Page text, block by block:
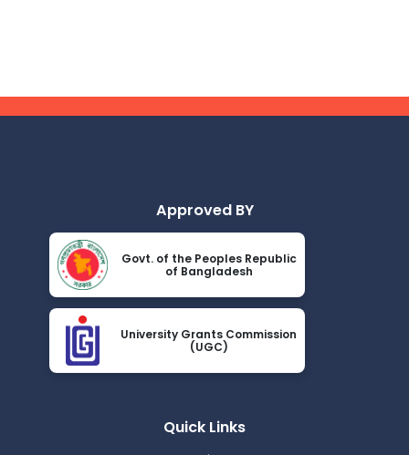
Approved BY
Govt. of the Peoples Republic
of Bangladesh
University Grants Commission
(UGC)
Quick Links